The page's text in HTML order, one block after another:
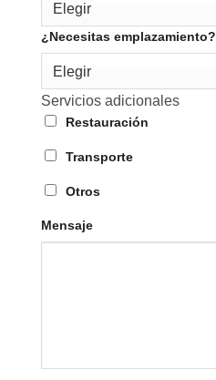
Elegir
¿Necesitas emplazamiento?
Elegir
Servicios adicionales
Restauración
Transporte
Otros
Mensaje